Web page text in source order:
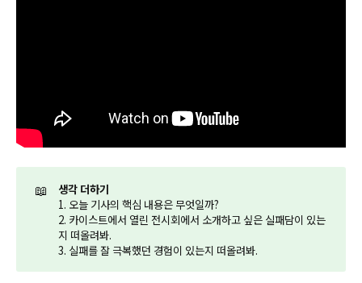
📖
생각 더하기
1. 오늘 기사의 핵심 내용은 무엇일까?
2. 카이스트에서 열린 전시회에서 소개하고 싶은 실패담이 있는
지 떠올려봐.
3. 실패를 잘 극복했던 경험이 있는지 떠올려봐.